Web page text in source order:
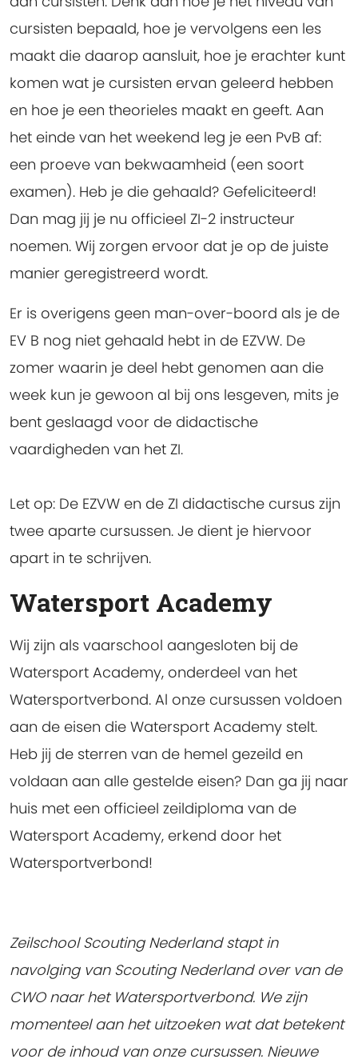
cursisten bepaald, hoe je vervolgens een les
maakt die daarop aansluit, hoe je erachter kunt
komen wat je cursisten ervan geleerd hebben
en hoe je een theorieles maakt en geeft. Aan
het einde van het weekend leg je een PvB af:
een proeve van bekwaamheid (een soort
examen). Heb je die gehaald? Gefeliciteerd!
Dan mag jij je nu officieel ZI-2 instructeur
noemen. Wij zorgen ervoor dat je op de juiste
manier geregistreerd wordt.
Er is overigens geen man-over-boord als je de
EV B nog niet gehaald hebt in de EZVW. De
zomer waarin je deel hebt genomen aan die
week kun je gewoon al bij ons lesgeven, mits je
bent geslaagd voor de didactische
vaardigheden van het ZI.
Let op: De EZVW en de ZI didactische cursus zijn
twee aparte cursussen. Je dient je hiervoor
apart in te schrijven.
Watersport Academy
Wij zijn als vaarschool aangesloten bij de
Watersport Academy, onderdeel van het
Watersportverbond. Al onze cursussen voldoen
aan de eisen die Watersport Academy stelt.
Heb jij de sterren van de hemel gezeild en
voldaan aan alle gestelde eisen? Dan ga jij naar
huis met een officieel zeildiploma van de
Watersport Academy, erkend door het
Watersportverbond!
Zeilschool Scouting Nederland stapt in
navolging van Scouting Nederland over van de
CWO naar het Watersportverbond. We zijn
momenteel aan het uitzoeken wat dat betekent
voor de inhoud van onze cursussen. Nieuwe